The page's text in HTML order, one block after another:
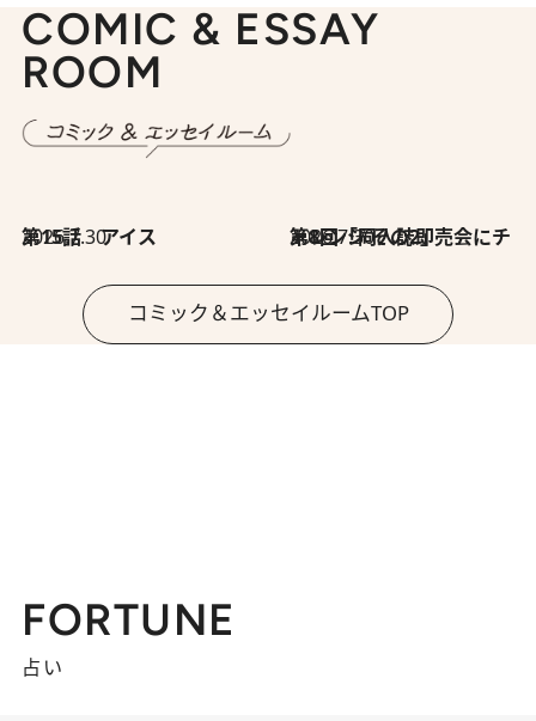
COMIC & ESSAY
ROOM
2026.7.30
第15話 アイス 2026.7.30
第8回「同人誌即売会にチャレンジ その2」
コミック＆エッセイルームTOP
FORTUNE
占い